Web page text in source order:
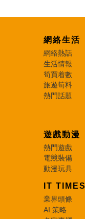
網絡生活
網絡熱話
生活情報
筍買着數
旅遊筍料
熱門話題
遊戲動漫
熱門遊戲
電競裝備
動漫玩具
IT TIMES
業界頭條
AI 策略